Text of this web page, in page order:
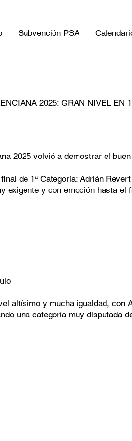
Subvención PSA
2025: GRAN NIVEL EN
2025 volvió a demostrar el
de 1ª Categoría: Adrián
exigente y con emoción hasta
altísimo y mucha igualdad,
una categoría muy disputada